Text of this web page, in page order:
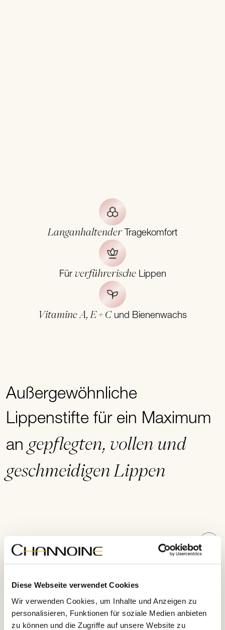
Diese Webseite verwendet Cookies
Wir verwenden Cookies, um Inhalte und Anzeigen zu
personalisieren, Funktionen für soziale Medien anbieten
zu können und die Zugriffe auf unsere Website zu
LanganhaltenderTragekomfort
Für verführerischeLippen
Vitamine A, E + Cund Bienenwachs
Außergewöhnliche
Lippenstifte für ein Maximum
angepflegten, vollen und
geschmeidigen Lippen
Produktdetails
Anwendungshinweise